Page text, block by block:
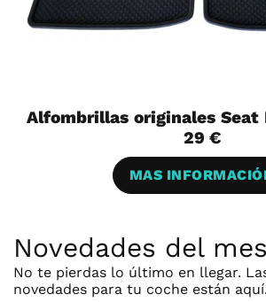
Alfombrillas originales Seat
29 €
MAS
Novedades del mes
No te pierdas lo último en llegar.
novedades para tu coche están aquí.